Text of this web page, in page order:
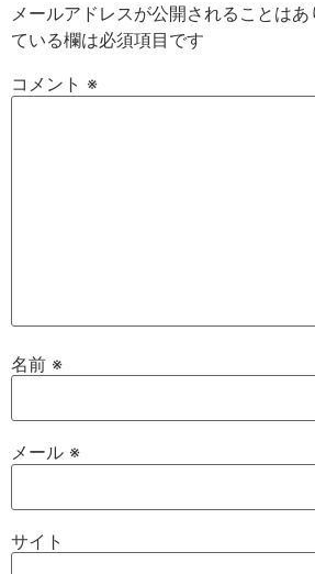
メールアドレスが公開されることはあ
ている欄は必須項目です
コメント ※
名前 ※
メール ※
サイト